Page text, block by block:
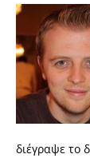
διέγραψε το